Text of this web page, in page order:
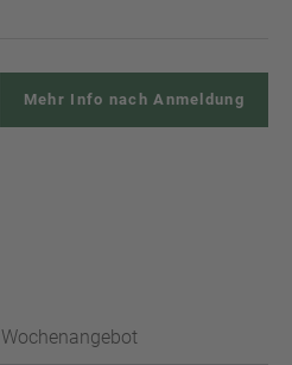
Mehr Info nach Anmeldung
Wochenangebot